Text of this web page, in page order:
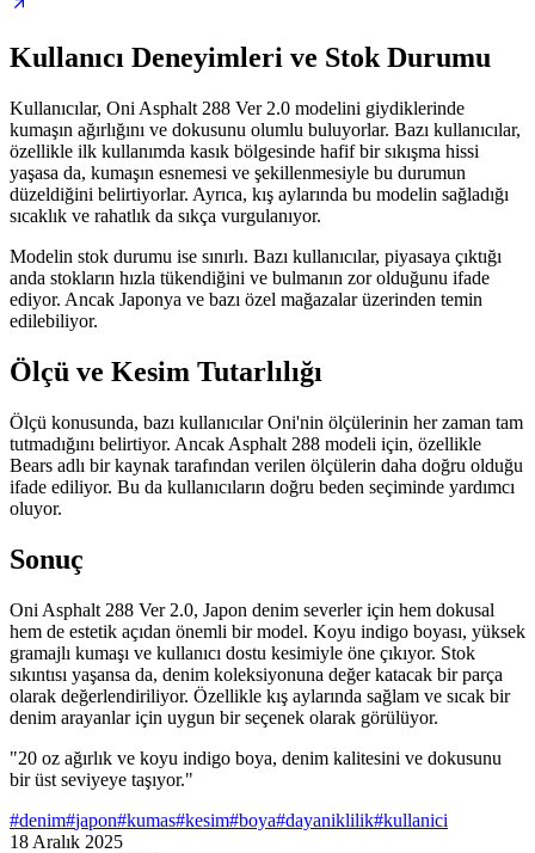
Kullanıcı Deneyimleri ve Stok Durumu
Kullanıcılar, Oni Asphalt 288 Ver 2.0 modelini giydiklerinde
kumaşın ağırlığını ve dokusunu olumlu buluyorlar. Bazı kullanıcılar,
özellikle ilk kullanımda kasık bölgesinde hafif bir sıkışma hissi
yaşasa da, kumaşın esnemesi ve şekillenmesiyle bu durumun
düzeldiğini belirtiyorlar. Ayrıca, kış aylarında bu modelin sağladığı
sıcaklık ve rahatlık da sıkça vurgulanıyor.
Modelin stok durumu ise sınırlı. Bazı kullanıcılar, piyasaya çıktığı
anda stokların hızla tükendiğini ve bulmanın zor olduğunu ifade
ediyor. Ancak Japonya ve bazı özel mağazalar üzerinden temin
edilebiliyor.
Ölçü ve Kesim Tutarlılığı
Ölçü konusunda, bazı kullanıcılar Oni'nin ölçülerinin her zaman tam
tutmadığını belirtiyor. Ancak Asphalt 288 modeli için, özellikle
Bears adlı bir kaynak tarafından verilen ölçülerin daha doğru olduğu
ifade ediliyor. Bu da kullanıcıların doğru beden seçiminde yardımcı
oluyor.
Sonuç
Oni Asphalt 288 Ver 2.0, Japon denim severler için hem dokusal
hem de estetik açıdan önemli bir model. Koyu indigo boyası, yüksek
gramajlı kumaşı ve kullanıcı dostu kesimiyle öne çıkıyor. Stok
sıkıntısı yaşansa da, denim koleksiyonuna değer katacak bir parça
olarak değerlendiriliyor. Özellikle kış aylarında sağlam ve sıcak bir
denim arayanlar için uygun bir seçenek olarak görülüyor.
"20 oz ağırlık ve koyu indigo boya, denim kalitesini ve dokusunu
bir üst seviyeye taşıyor."
#denim#japon#kumas#kesim#boya#dayaniklilik#kullanici
18 Aralık 2025